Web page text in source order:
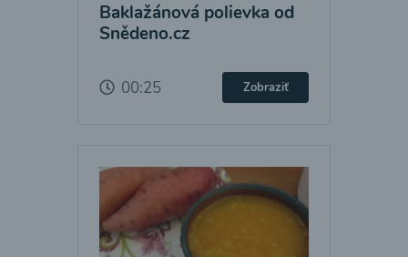
Baklažánová polievka od
Snědeno.cz
00:25 Zobraziť